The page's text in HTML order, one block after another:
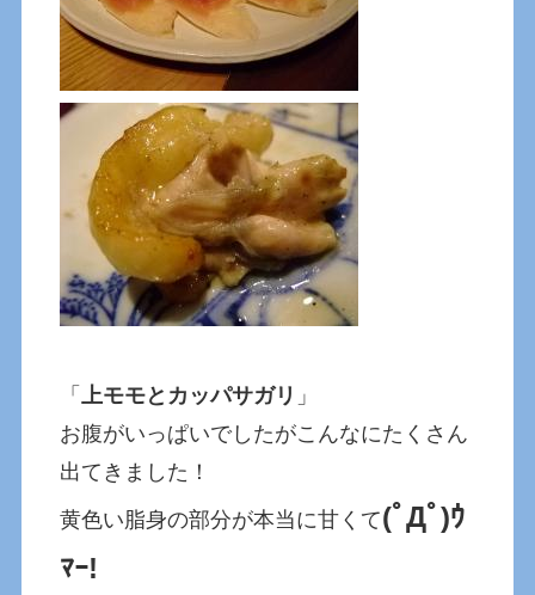
「上モモとカッパサガリ 」
お腹がいっぱいでしたがこんなにたくさん
出てきました！
黄色い脂身の部分が本当に甘くて(ﾟДﾟ)ｳ
ﾏｰ!